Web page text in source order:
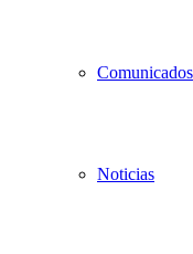
Comunicados
Noticias